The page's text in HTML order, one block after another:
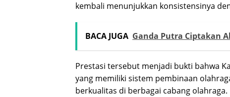
kembali menunjukkan konsistensinya
BACA JUGA Ganda Putra Ciptakan
Prestasi tersebut menjadi bukti bahwa
yang memiliki sistem pembinaan
berkualitas di berbagai cabang olahraga.